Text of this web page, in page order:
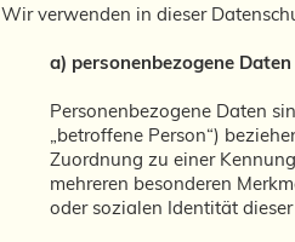
Wir verwenden in dieser
a) personenbezogene Daten
Personenbezogene Daten
„betroffene Person“)
Zuordnung zu einer
mehreren besonderen
oder sozialen Identität